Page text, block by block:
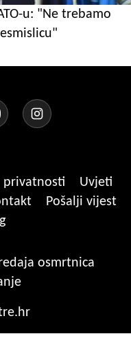
u: "Ne trebamo
privatnosti
Uvjeti
Pošalji vijest
osmrtnica